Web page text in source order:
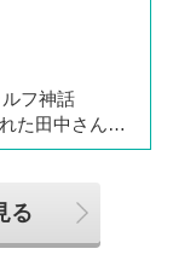
斗先生ととも
分らしく過ご
フ神話
た田中さん
、12月に第一
しく過ごせる
だきました。
というイメー
る